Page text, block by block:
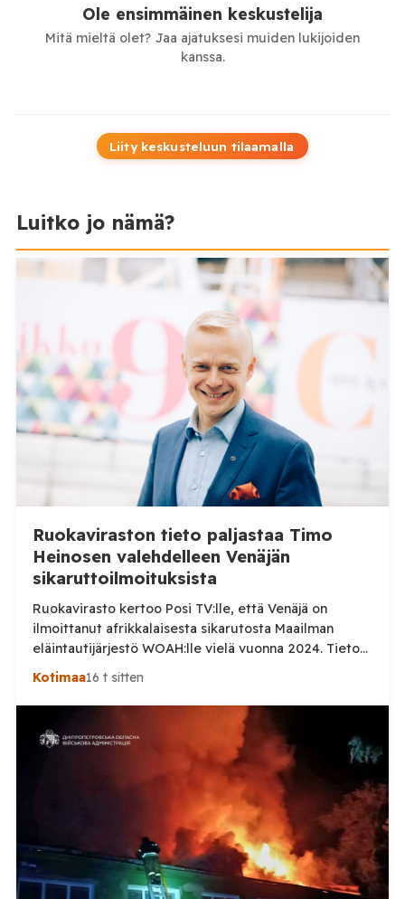
Ole ensimmäinen keskustelija
Mitä mieltä olet? Jaa ajatuksesi muiden lukijoiden
kanssa.
Liity keskusteluun tilaamalla
Luitko jo nämä?
Ruokaviraston tieto paljastaa Timo
Heinosen valehdelleen Venäjän
sikaruttoilmoituksista
Ruokavirasto kertoo Posi TV:lle, että Venäjä on
ilmoittanut afrikkalaisesta sikarutosta Maailman
eläintautijärjestö WOAH:lle vielä vuonna 2024. Tieto
haastaa kokoomuksen kansanedustaja Timo Heinosen
sikaruttoilmoituksista. Suomi on puolestaan
ilmoittanut tuoreesta Virolahden tapauksesta sekä
WOAH:n kautta että suoraan Venäjän
eläinlääkintäviranomaisille. Ruokavirasto kertoi Posi
TV:lle tarkempia tietoja Suomen ensimmäisestä
afrikkalaisen sikaruton tapauksesta sekä
eläintautitietojen vaihdosta […]
Kotimaa16 t sitten